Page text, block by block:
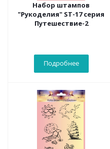
Набор штампов
"Рукоделия" ST-17 серия
Путешествие-2
Подробнее